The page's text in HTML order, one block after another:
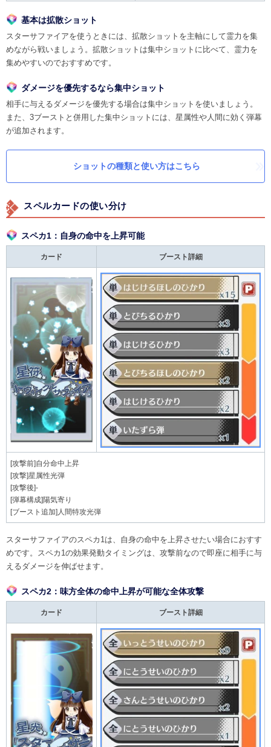
基本は拡散ショット
スターサファイアを使うときには、拡散ショットを主軸にして霊力を集
めながら戦いましょう。拡散ショットは集中ショットに比べて、霊力を
集めやすいのでおすすめです。
ダメージを優先するなら集中ショット
相手に与えるダメージを優先する場合は集中ショットを使いましょう。
また、3ブーストと併用した集中ショットには、星属性や人間に効く弾幕
が追加されます。
ショットの種類と使い方はこちら
スペルカードの使い分け
スペカ1：自身の命中を上昇可能
カード ブースト詳細
[攻撃前]自分命中上昇
[攻撃]星属性光弾
[攻撃後]-
[弾幕構成]陽気寄り
[ブースト追加]人間特攻光弾
スターサファイアのスペカ1は、自身の命中を上昇させたい場合におすす
めです。スペカ1の効果発動タイミングは、攻撃前なので即座に相手に与
えるダメージを伸ばせます。
スペカ2：味方全体の命中上昇が可能な全体攻撃
カード ブースト詳細